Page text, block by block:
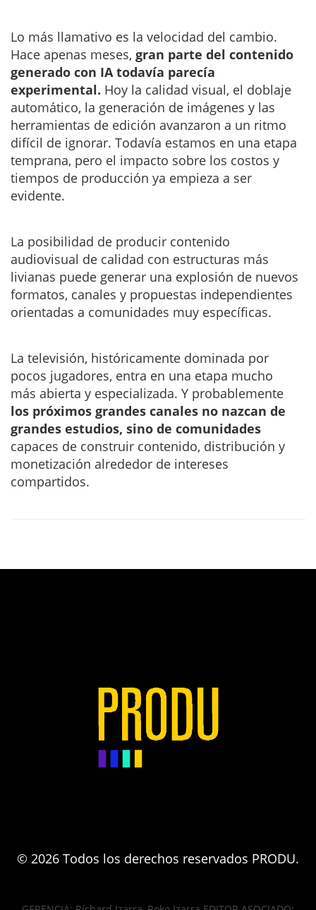
Lo más llamativo es la velocidad del cambio.
Hace apenas meses, gran parte del contenido
generado con IA todavía parecía
experimental. Hoy la calidad visual, el doblaje
automático, la generación de imágenes y las
herramientas de edición avanzaron a un ritmo
difícil de ignorar. Todavía estamos en una etapa
temprana, pero el impacto sobre los costos y
tiempos de producción ya empieza a ser
evidente.
La posibilidad de producir contenido
audiovisual de calidad con estructuras más
livianas puede generar una explosión de nuevos
formatos, canales y propuestas independientes
orientadas a comunidades muy específicas.
La televisión, históricamente dominada por
pocos jugadores, entra en una etapa mucho
más abierta y especializada. Y probablemente
los próximos grandes canales no nazcan de
grandes estudios, sino de comunidades
capaces de construir contenido, distribución y
monetización alrededor de intereses
compartidos.
© 2026 Todos los derechos reservados PRODU.